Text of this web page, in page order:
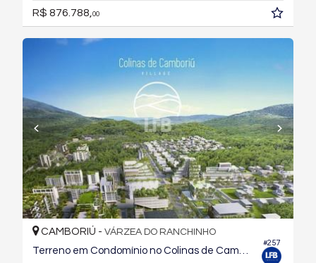
R$ 876.788, 00
#257
CAMBORIÚ - VÁRZEA DO RANCHINHO
Terreno em Condomínio no Colinas de Camboriu Village